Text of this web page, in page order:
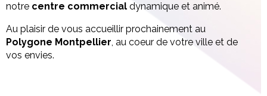
notre centre commercial dynamique et animé.
Au plaisir de vous accueillir prochainement au
Polygone Montpellier, au coeur de votre ville et de
vos envies.